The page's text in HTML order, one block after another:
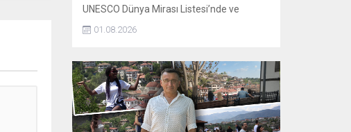
UNESCO Dünya Mirası Listesi’nde ve
tarihi kent Safranbolu’da, kentin tarihsel ve
aktarmayı hedefleyen “Safranbolu Miras
Buluşmaları” serisinin ikincisi
gerçekleştirildi. Safranbolu Belediyesi
Kültürel Miras Koruma Müdürlüğü
tarafından organize edilen etkinlik, kentin
01.08.2026